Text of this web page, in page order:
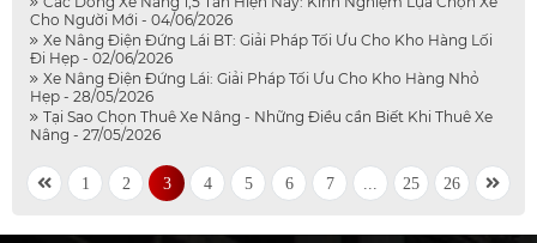
Cho Người Mới - 04/06/2026
Xe Nâng Điện Đứng Lái BT: Giải Pháp Tối Ưu Cho Kho Hàng Lối
Đi Hẹp - 02/06/2026
Xe Nâng Điện Đứng Lái: Giải Pháp Tối Ưu Cho Kho Hàng Nhỏ
Hẹp - 28/05/2026
Tại Sao Chọn Thuê Xe Nâng - Những Điều cần Biết Khi Thuê Xe
Nâng - 27/05/2026
1 2 3 4 5 6 7 25 26